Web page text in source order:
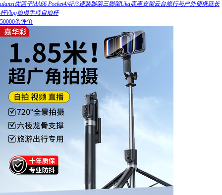
ulanzi优篮子MA66 Pocket4/4P/3速装脚架三脚架Uka底座支架云台旅行与户外便携延长
杆Vlog拍摄手持自拍杆
50000条评价